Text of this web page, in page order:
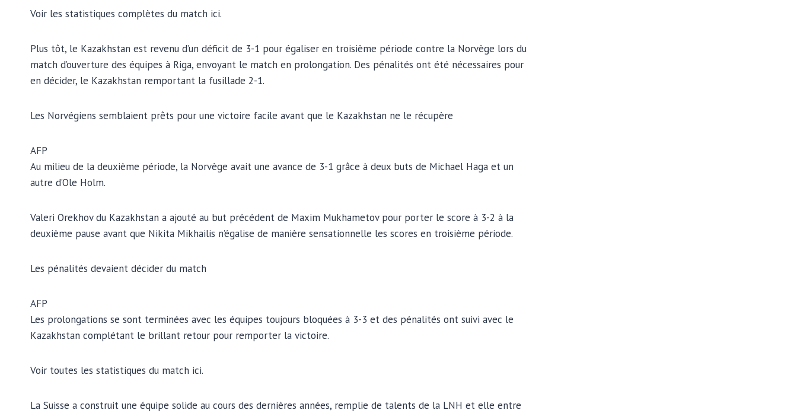
Voir les statistiques complètes du match ici.
Plus tôt, le Kazakhstan est revenu d’un déficit de 3-1 pour égaliser en troisième période contre la Norvège lors du
match d’ouverture des équipes à Riga, envoyant le match en prolongation. Des pénalités ont été nécessaires pour
en décider, le Kazakhstan remportant la fusillade 2-1.
Les Norvégiens semblaient prêts pour une victoire facile avant que le Kazakhstan ne le récupère
AFP
Au milieu de la deuxième période, la Norvège avait une avance de 3-1 grâce à deux buts de Michael Haga et un
autre d’Ole Holm.
Valeri Orekhov du Kazakhstan a ajouté au but précédent de Maxim Mukhametov pour porter le score à 3-2 à la
deuxième pause avant que Nikita Mikhailis n’égalise de manière sensationnelle les scores en troisième période.
Les pénalités devaient décider du match
AFP
Les prolongations se sont terminées avec les équipes toujours bloquées à 3-3 et des pénalités ont suivi avec le
Kazakhstan complétant le brillant retour pour remporter la victoire.
Voir toutes les statistiques du match ici.
La Suisse a construit une équipe solide au cours des dernières années, remplie de talents de la LNH et elle entre